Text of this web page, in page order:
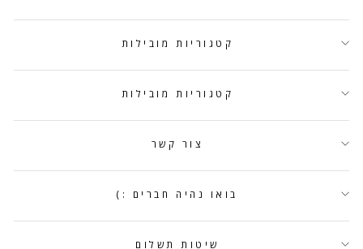
קטגוריות מובילות
קטגוריות מובילות
צור קשר
בואו נהיה חברים :)
שיטות תשלום